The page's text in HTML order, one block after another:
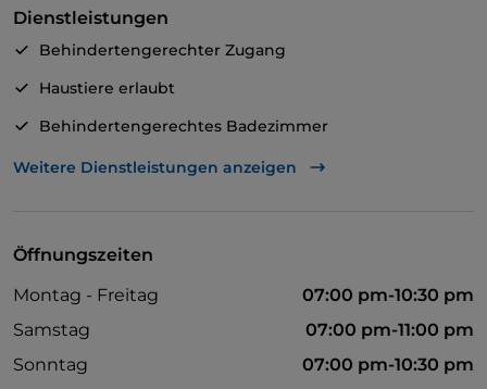
Dienstleistungen
Behindertengerechter Zugang
Haustiere erlaubt
Behindertengerechtes Badezimmer
Es wird Englisch gesprochen
Weitere Dienstleistungen anzeigen
Öffnungszeiten
Montag - Freitag
07:00 pm-10:30 pm
Samstag
07:00 pm-11:00 pm
Sonntag
07:00 pm-10:30 pm